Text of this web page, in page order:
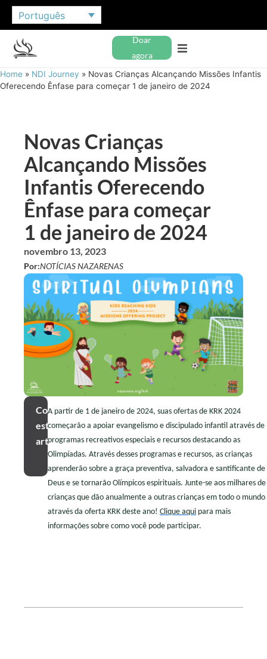
Português
Doar
agora
Home » NDI Journey » Novas Crianças Alcançando Missões Infantis
Oferecendo Ênfase para começar 1 de janeiro de 2024
Novas Crianças
Alcançando Missões
Infantis Oferecendo
Ênfase para começar
1 de janeiro de 2024
novembro 13, 2023
Por:NOTÍCIAS NAZARENAS
Compartilhar
este
artigo
A partir de 1 de janeiro de 2024, suas ofertas de KRK 2024
começarão a apoiar evangelismo e discipulado infantil através de
programas recreativos especiais e recursos destacando as
Olimpíadas. Através desses programas e recursos, as crianças
aprenderão sobre a graça preventiva, salvadora e santificante de
Deus e se tornarão Olímpicos espirituais. Junte-se aos milhares de
crianças que dão anualmente a outras crianças em todo o mundo
através da oferta KRK deste ano! Clique aqui para mais
informações sobre como você pode participar.